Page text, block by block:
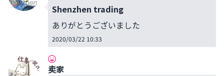
Shenzhen trading
ありがとうございました
2020/03/22 10:33
卖家